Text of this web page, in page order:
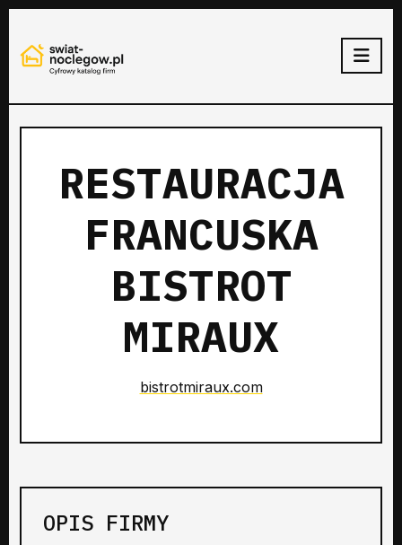
RESTAURACJA
FRANCUSKA
BISTROT
MIRAUX
bistrotmiraux.com
OPIS FIRMY